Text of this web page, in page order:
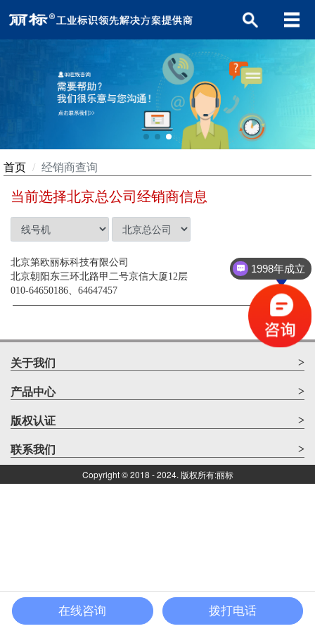
首页 经销商查询
当前选择北京总公司经销商信息
北京第欧丽标科技有限公司
北京朝阳东三环北路甲二号京信大厦12层
010-64650186、64647457
关于我们 >
产品中心 >
版权认证 >
联系我们 >
Copyright © 2018 - 2024. 版权所有:丽标
1998年成立
在线咨询 拨打电话